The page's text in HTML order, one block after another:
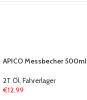
APICO Messbecher 500ml
2T Öl, Fahrerlager
€12.99